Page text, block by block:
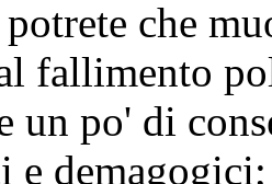
che
fallimento
un po' di
demagogici;